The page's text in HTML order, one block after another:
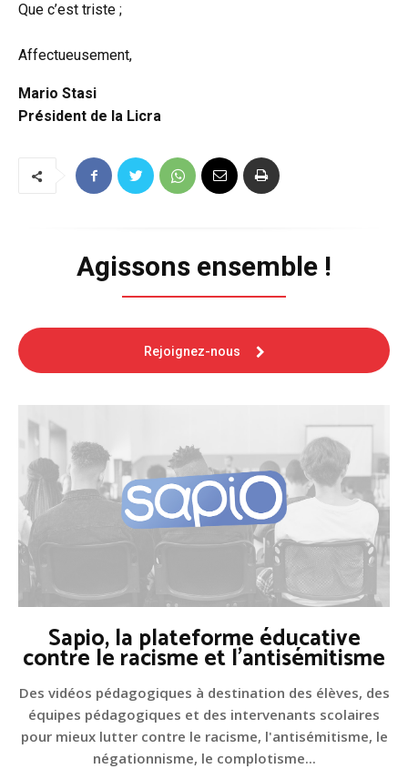
Que c’est triste ;
Affectueusement,
Mario Stasi
Président de la Licra
Agissons ensemble !
Rejoignez-nous
Sapio, la plateforme éducative
contre le racisme et l'antisémitisme
Des vidéos pédagogiques à destination des élèves, des
équipes pédagogiques et des intervenants scolaires
pour mieux lutter contre le racisme, l'antisémitisme, le
négationnisme, le complotisme...